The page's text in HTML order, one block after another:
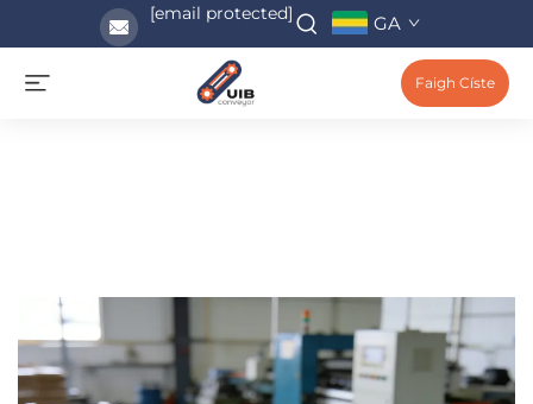
[email protected] GA
Faigh Císte